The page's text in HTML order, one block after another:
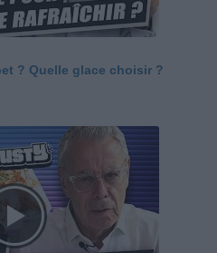
? Quelle glace choisir ?